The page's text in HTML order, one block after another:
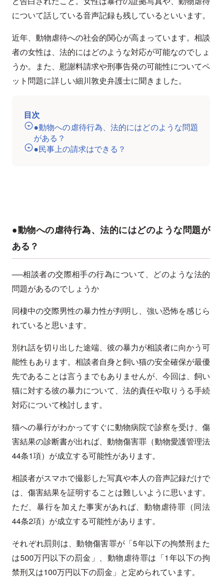
について話している音声記録も残しているといいます。
近年、動物虐待への社会的関心が高まっています。相談
者の女性は、法的にはどのような対応が可能なのでしょ
うか。また、慰謝料請求や刑事告発の可能性についてペ
ット問題に詳しい細川敦史弁護士に聞きました。
目次
●動物への虐待行為、法的にはどのような問題
がある？
●民事上の請求はできる？
●動物への虐待行為、法的にはどのような問題が
ある？
──相談者の交際相手の行為について、どのような法的
問題があるのでしょうか
同棲中の交際男性の暴力性が判明し、強い恐怖を感じら
れていると思います。
別れ話を切り出した途端、彼の暴力が相談者に向かう可
能性もあります。相談者自身と飼い猫の安全確保が最優
先であることは言うまでもありませんが、今回は、飼い
猫に対する彼の暴力について、法的責任や取りうる手続
対応について検討します。
猫への暴行がわかってすぐに動物病院で診察を受け、傷
害結果の診断書が出れば、動物傷害罪（動物愛護管理法
44条1項）が成立する可能性があります。
相談者がスマホで撮影した写真や本人の音声記録だけで
は、傷害結果を証明することは難しいように思います。
ただ、暴行を加えた事実があれば、動物虐待罪（同法
44条2項）が成立する可能性があります。
それぞれ罰則は、動物傷害罪が「5年以下の拘禁刑また
は500万円以下の罰金」、動物虐待罪は「1年以下の拘
禁刑又は100万円以下の罰金」と定められています。